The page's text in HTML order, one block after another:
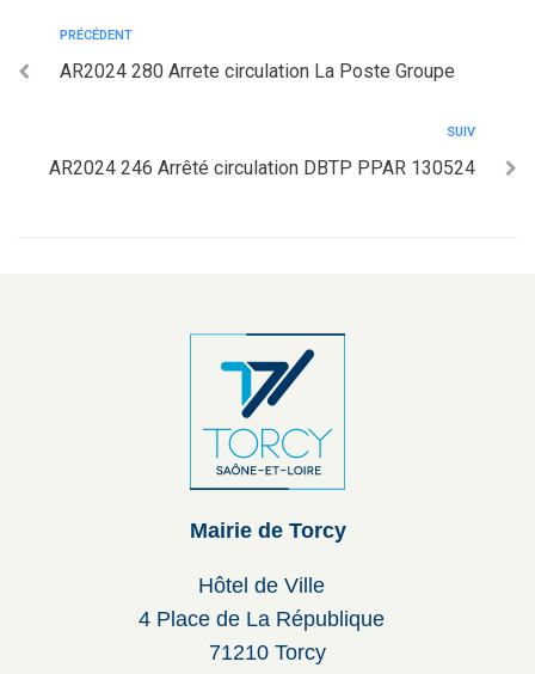
PRÉCÉDENT
AR2024 280 Arrete circulation La Poste Groupe
SUIV
AR2024 246 Arrêté circulation DBTP PPAR 130524
Mairie de Torcy
Hôtel de Ville
4 Place de La République
71210 Torcy